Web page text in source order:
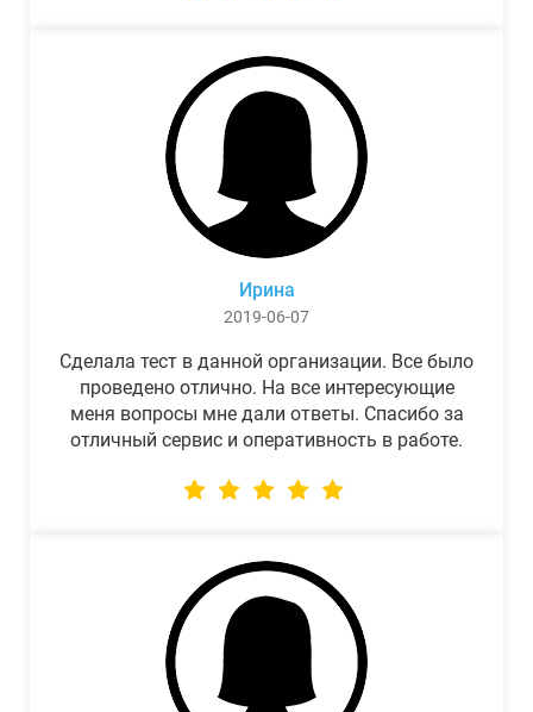
Ирина
2019-06-07
Сделала тест в данной организации. Все было
проведено отлично. На все интересующие
меня вопросы мне дали ответы. Спасибо за
отличный сервис и оперативность в работе.